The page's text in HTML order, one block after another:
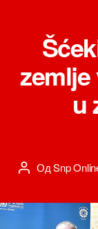
u
Аутор
ОдSnp